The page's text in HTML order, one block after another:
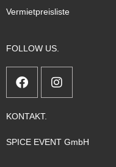
Vermietpreisliste
FOLLOW US.
KONTAKT.
SPICE EVENT GmbH